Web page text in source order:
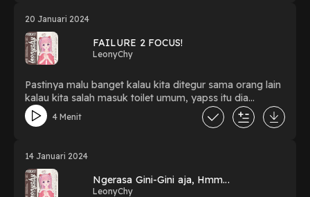
jadi too much. So guyss... tunggu apalagi, Yuk dengerin
podcast LeonyChy, sekarang!😁😁 (FYI) Sorry guys for
my late post this month😔. I know This is the busiest
year ever, but Guyss, sobat Leonychy fon;t be phanic,
apalagi sih yang enggak untuk kamu Okayy...😘💕
20 Januari 2024
FAILURE 2 FOCUS!
LeonyChy
Pastinya malu banget kalau kita ditegur sama orang lain
kalau kita salah masuk toilet umum, yapss itu dia
perkara gagal fokus yang mungkin sering kita alami
karena banyak faktor. Mulai dari banyak pikiran,
else that important maybe ahahah...!! So guyss tunggu
apalagi keseruan cerita gw kali ini bakalan menghibur
kalian! Trust me ini related banget deh! don't waste ur
time, let's listen my podcast LeonyChy!!
4 Menit
14 Januari 2024
Ngerasa Gini-Gini aja, Hmm...
LeonyChy